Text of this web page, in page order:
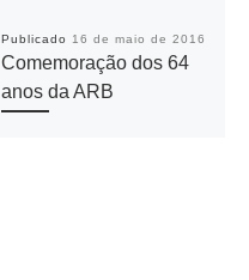
Publicado 16 de maio de 2016
Comemoração dos 64
anos da ARB